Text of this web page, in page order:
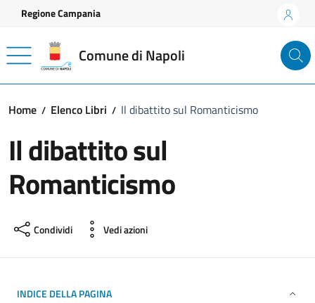
Vai ai contenuti
Vai al footer
Regione Campania
Comune di Napoli
Home Elenco Libri Il dibattito sul Romanticismo
Il dibattito sul
Romanticismo
Condividi Vedi azioni
INDICE DELLA PAGINA